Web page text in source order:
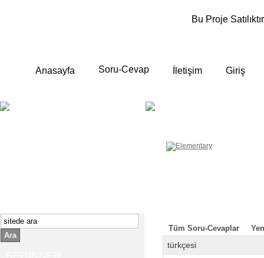
Bu Proje
Anasayfa Soru-Cevap İletişim Giriş
Ara
Tüm Soru-Cevaplar
türkçesi